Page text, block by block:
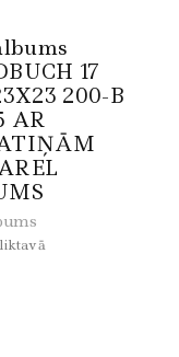
17
200-B
AR